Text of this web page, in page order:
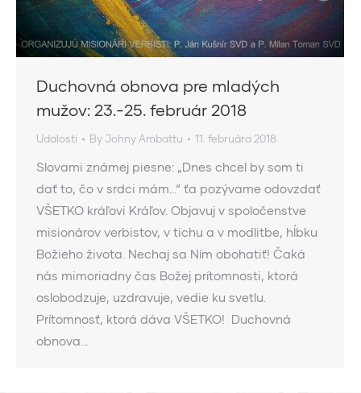
Duchovná obnova pre mladých
mužov: 23.-25. február 2018
Udalosti By Johny Ambattu 11. februára 2018
Slovami známej piesne: „Dnes chcel by som ti
dať to, čo v srdci mám…“ ťa pozývame odovzdať
VŠETKO kráľovi Kráľov. Objavuj v spoločenstve
misionárov verbistov, v tichu a v modlitbe, hĺbku
Božieho života. Nechaj sa Ním obohatiť! Čaká
nás mimoriadny čas Božej prítomnosti, ktorá
oslobodzuje, uzdravuje, vedie ku svetlu.
Prítomnosť, ktorá dáva VŠETKO! Duchovná
obnova…